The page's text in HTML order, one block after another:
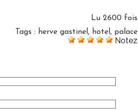
Lu 2600 fois
Tags : herve gastinel , hotel , palace
Notez